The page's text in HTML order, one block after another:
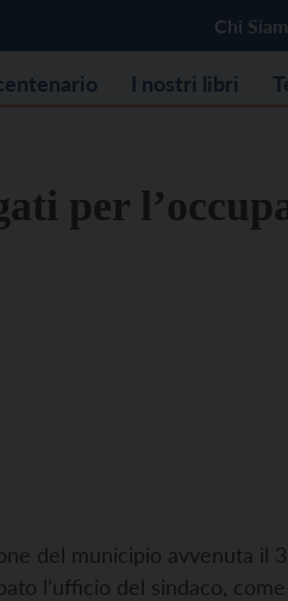
Chi
I nostri libri
per
del municipio avvenuta il
l’ufficio del sindaco,